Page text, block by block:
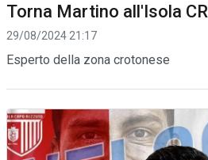
Torna Martino all'Isola CR
29/08/2024 21:17
Esperto della zona crotonese